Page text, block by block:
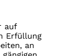
auf
Erfüllung
an